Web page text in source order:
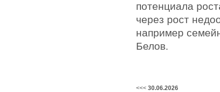
потенциала
через рост
например
Белов.
<<< 30.06.2026